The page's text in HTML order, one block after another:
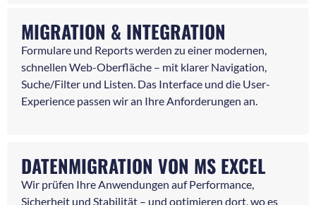
MIGRATION & INTEGRATION
Formulare und Reports werden zu einer modernen,
schnellen Web-Oberfläche – mit klarer Navigation,
Suche/Filter und Listen. Das Interface und die User-
Experience passen wir an Ihre Anforderungen an.
DATENMIGRATION VON MS EXCEL
Wir prüfen Ihre Anwendungen auf Performance,
Sicherheit und Stabilität – und optimieren dort, wo es